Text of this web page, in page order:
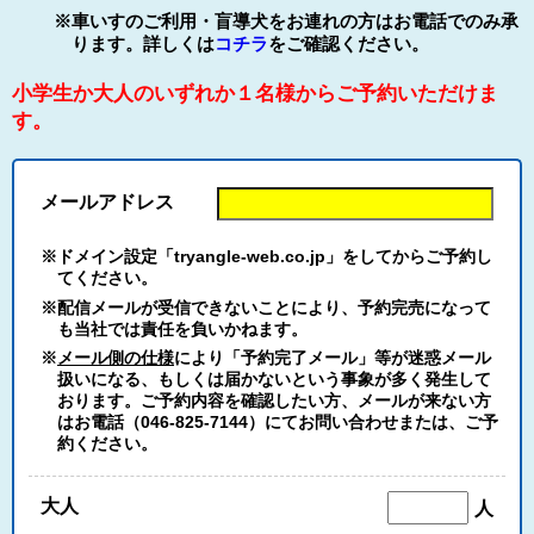
※車いすのご利用・盲導犬をお連れの方はお電話でのみ承
ります。詳しくはコチラをご確認ください。
小学生か大人のいずれか１名様からご予約いただけま
す。
メールアドレス
※ドメイン設定「tryangle-web.co.jp」をしてからご予約し
てください。
※配信メールが受信できないことにより、予約完売になって
も当社では責任を負いかねます。
※メール側の仕様により「予約完了メール」等が迷惑メール
扱いになる、もしくは届かないという事象が多く発生して
おります。ご予約内容を確認したい方、メールが来ない方
はお電話（046-825-7144）にてお問い合わせまたは、ご予
約ください。
大人 人